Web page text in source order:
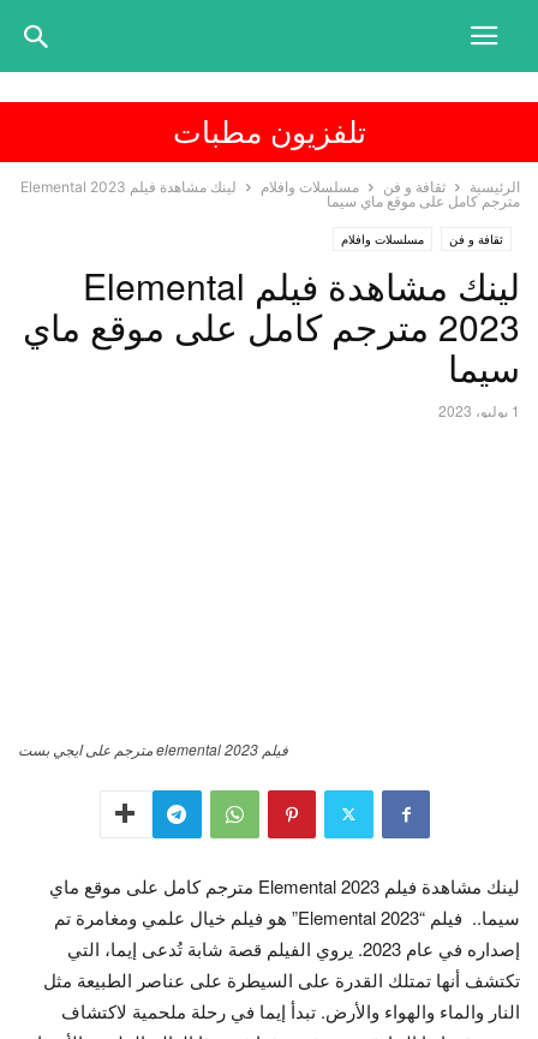
تلفزيون مطبات
الرئيسية ثقافة و فن مسلسلات وافلام
لينك مشاهدة فيلم Elemental 2023
مترجم كامل على موقع ماي سيما
ثقافة و فن مسلسلات وافلام
لينك مشاهدة فيلم Elemental
2023 مترجم كامل على موقع ماي
سيما
1 يوليو، 2023
فيلم elemental 2023 مترجم على ايجي بست
لينك مشاهدة فيلم Elemental 2023 مترجم كامل على موقع ماي
سيما..
فيلم “Elemental 2023” هو فيلم خيال علمي ومغامرة تم
إصداره في عام 2023. يروي الفيلم قصة شابة تُدعى إيما، التي
تكتشف أنها تمتلك القدرة على السيطرة على عناصر الطبيعة مثل
النار والماء والهواء والأرض. تبدأ إيما في رحلة ملحمية لاكتشاف